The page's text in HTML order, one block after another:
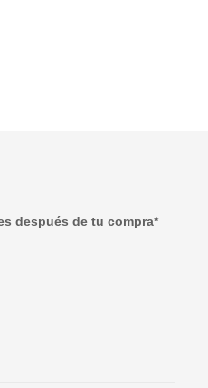
después de tu compra*